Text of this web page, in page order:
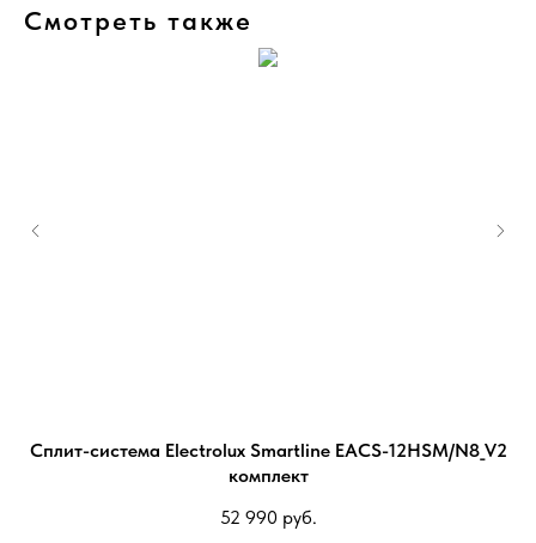
Смотреть также
Сплит-система Electrolux Smartline EACS-12HSM/N8_V2
комплект
52 990 руб.